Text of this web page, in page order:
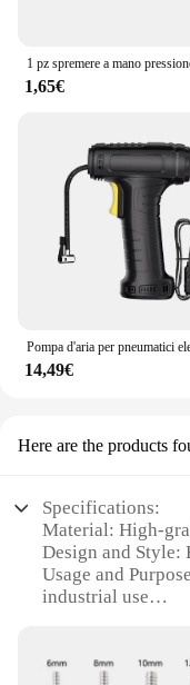
1,65€
14,49€
Here are the products
Specifications:
Material: High-
Design and Style:
Usage and
industrial use
Parts and
attachments